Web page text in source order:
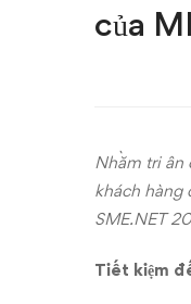
hàng
cấp
lên
gói
của
Nhằm tri ân
khách hàng
SME.NET
Tiết kiệm